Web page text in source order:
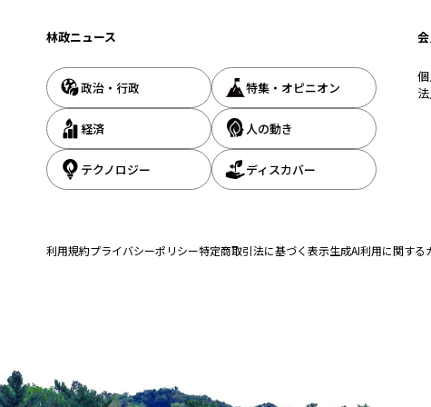
林政ニュース
政治・行政 特集・オピニオン
経済 人の動き
テクノロジー ディスカバー
利用規約プライバシーポリシー特定商取引法に基づく表示生成AI利用に関する